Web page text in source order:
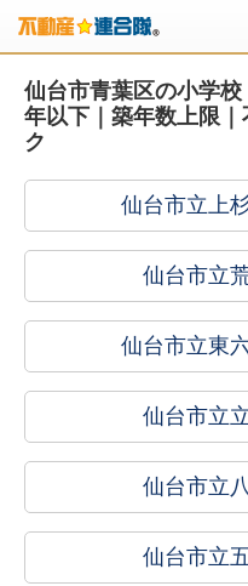
仙台市青葉区の小学
年以下｜築年数上限
ク
仙台市立上
仙台市立
仙台市立東
仙台市立
仙台市立
仙台市立